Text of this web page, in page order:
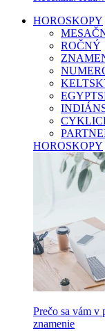
HOROSKOPY
ROČNÝ
HOROSKOPY
Prečo sa vám v
znamenie